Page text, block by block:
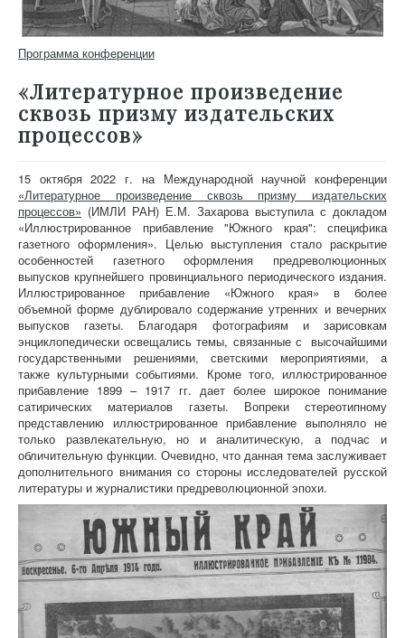
Программа конференции
«Литературное произведение
сквозь призму издательских
процессов»
15 октября 2022 г. на Международной научной конференции
«Литературное произведение сквозь призму издательских
процессов» (ИМЛИ РАН) Е.М. Захарова выступила с докладом
«Иллюстрированное прибавление "Южного края": специфика
газетного оформления». Целью выступления стало раскрытие
особенностей газетного оформления предреволюционных
выпусков крупнейшего провинциального периодического издания.
Иллюстрированное прибавление «Южного края» в более
объемной форме дублировало содержание утренних и вечерних
выпусков газеты. Благодаря фотографиям и зарисовкам
энциклопедически освещались темы, связанные с высочайшими
государственными решениями, светскими мероприятиями, а
также культурными событиями. Кроме того, иллюстрированное
прибавление 1899 – 1917 гг. дает более широкое понимание
сатирических материалов газеты. Вопреки стереотипному
представлению иллюстрированное прибавление выполняло не
только развлекательную, но и аналитическую, а подчас и
обличительную функции. Очевидно, что данная тема заслуживает
дополнительного внимания со стороны исследователей русской
литературы и журналистики предреволюционной эпохи.